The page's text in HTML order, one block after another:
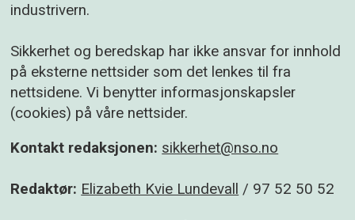
industrivern.
Sikkerhet og beredskap har ikke ansvar for innhold
på eksterne nettsider som det lenkes til fra
nettsidene. Vi benytter informasjonskapsler
(cookies) på våre nettsider.
Kontakt redaksjonen: sikkerhet@nso.no
Redaktør: Elizabeth Kvie Lundevall / 97 52 50 52